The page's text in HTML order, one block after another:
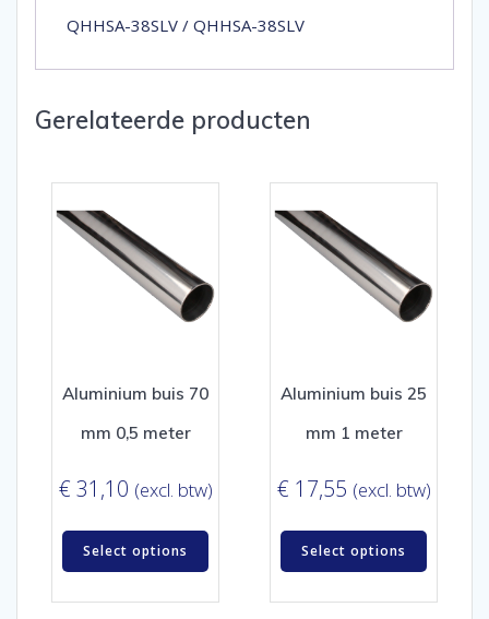
QHHSA-38SLV / QHHSA-38SLV
Gerelateerde producten
Aluminium buis 70
mm 0,5 meter
€ 31,10 (excl. btw)
Select options
Aluminium buis 25
mm 1 meter
€ 17,55 (excl. btw)
Select options